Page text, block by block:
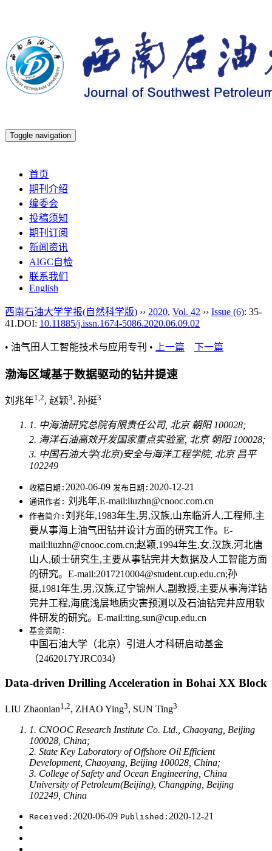
Toggle navigation
首页
期刊介绍
编委会
投稿须知
期刊订阅
新闻资讯
AIGC自检
联系我们
English
西南石油大学学报(自然科学版) ›› 2020, Vol. 42 ›› Issue (6): 35-
41.DOI: 10.11885/j.issn.1674-5086.2020.06.09.02
• 油气田人工智能技术与应用专刊 • 上一篇 下一篇
渤海区域基于数据驱动的钻井提速
刘兆年1,2, 赵颖3, 孙挺3
1. 中海油研究总院有限责任公司, 北京 朝阳 100028;
2. 海洋石油高效开发国家重点实验室, 北京 朝阳 100028;
3. 中国石油大学(北京)安全与海洋工程学院, 北京 昌平
102249
收稿日期: 2020-06-09 发布日期: 2020-12-21
通讯作者: 刘兆年,E-mail:liuzhn@cnooc.com.cn
作者简介: 刘兆年,1983年生,男,汉族,山东临沂人,工程师,主
要从事海上油气田钻井设计方面的研究工作。E-
mail:liuzhn@cnooc.com.cn;赵颖,1994年生,女,汉族,河北唐
山人,硕士研究生,主要从事钻完井大数据及人工智能方面
的研究。E-mail:2017210004@student.cup.edu.cn;孙
挺,1981年生,男,汉族,辽宁锦州人,副教授,主要从事海洋钻
完井工程,海底浅层地质灾害预测以及石油钻完井应用软
件研发的研究。E-mail:ting.sun@cup.edu.cn
基金资助:
中国石油大学（北京）引进人才科研启动基金
（2462017YJRC034）
Data-driven Drilling Acceleration in Bohai XX Block
LIU Zhaonian1,2, ZHAO Ying3, SUN Ting3
1. CNOOC Research Institute Co. Ltd., Chaoyang, Beijing
100028, China;
2. State Key Laboratory of Offshore Oil Efficient
Development, Chaoyang, Beijing 100028, China;
3. College of Safety and Ocean Engineering, China
University of Petroleum(Beijing), Changping, Beijing
102249, China
Received: 2020-06-09 Published: 2020-12-21